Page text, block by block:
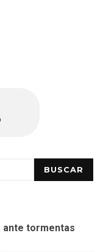
BUSCAR
ante tormentas